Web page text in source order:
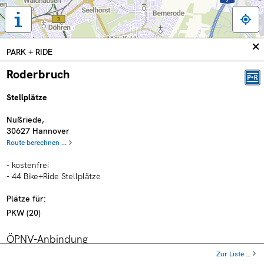
Tastaturbedienung,
Legende
und
weitere
Informationen
anzeigen
PARK + RIDE
Roderbruch
Stellplätze
Nußriede,
30627 Hannover
Route berechnen ...
- kostenfrei
- 44 Bike+Ride Stellplätze
Plätze für:
PKW (20)
ÖPNV-Anbindung
Zur Liste …